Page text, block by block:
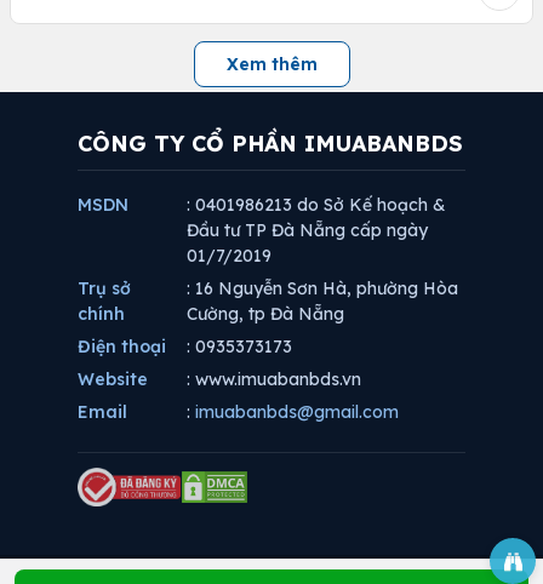
Xem thêm
CÔNG TY CỔ PHẦN IMUABANBDS
MSDN
: 0401986213 do Sở Kế hoạch &
Đầu tư TP Đà Nẵng cấp ngày
01/7/2019
Trụ sở
chính
: 16 Nguyễn Sơn Hà, phường Hòa
Cường, tp Đà Nẵng
Điện thoại
: 0935373173
Website
: www.imuabanbds.vn
Email
: imuabanbds@gmail.com